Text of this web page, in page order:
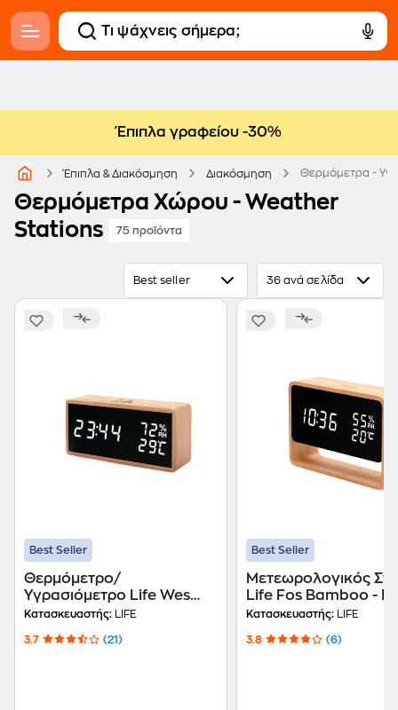
Έπιπλα γραφείου -30%
Έπιπλα & Διακόσμηση Διακόσμηση Θερμόμετρα -
Θερμόμετρα Χώρου - Weather
Stations
75 προϊόντα
Best seller 36 ανά σελίδα
Best Seller
Θερμόμετρο/
Υγρασιόμετρο Life Wes
108 Bamboo - Καφέ/
Κατασκευαστής: LIFE
3.7 (21)
Best Seller
Μετεωρολογικός
Life Fos Bamboo -
Μαύρο
Κατασκευαστής: LIFE
3.8 (6)